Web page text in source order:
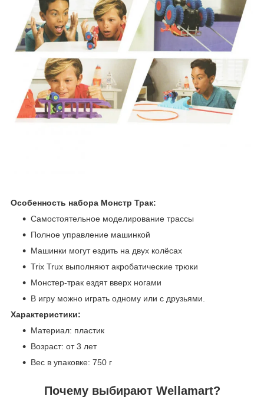
Особенность набора Монстр Трак:
Самостоятельное моделирование трассы
Полное управление машинкой
Машинки могут ездить на двух колёсах
Trix Trux выполняют акробатические трюки
Монстер-трак ездят вверх ногами
В игру можно играть одному или с друзьями.
Характеристики:
Материал: пластик
Возраст: от 3 лет
Вес в упаковке: 750 г
Почему выбирают Wellamart?